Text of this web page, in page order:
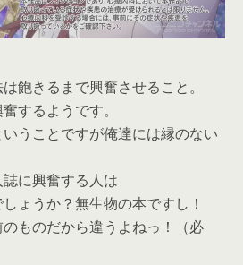
飽きるまで興奮させること。
するようです。
うことですが俺達には縁のない
に興奮する人は
ょうか？無生物の本ですし！
ものだから違うよねっ！（必